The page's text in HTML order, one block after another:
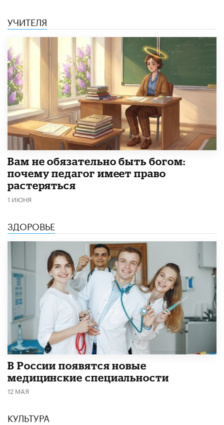
УЧИТЕЛЯ
​Вам не обязательно быть богом:
почему педагог имеет право
растеряться
1 ИЮНЯ
ЗДОРОВЬЕ
В России появятся новые
медицинские специальности
12 МАЯ
КУЛЬТУРА